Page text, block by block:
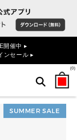
開催中 ▸
ンセール ▸
(0)
検索
SUMMER SALE